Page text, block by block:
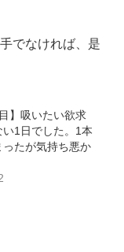
でなければ、是
】吸いたい欲求
1日でした。1本
ったが気持ち悪か